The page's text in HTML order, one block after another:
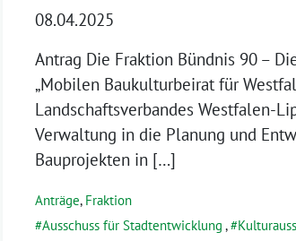
08.04.2025
Antrag Die Fraktion Bündnis 90 –
„Mobilen Baukulturbeirat für
Landschaftsverbandes Westfalen-
Verwaltung in die Planung und
Bauprojekten in […]
Anträge, Fraktion
Ausschuss für Stadtentwicklung ,